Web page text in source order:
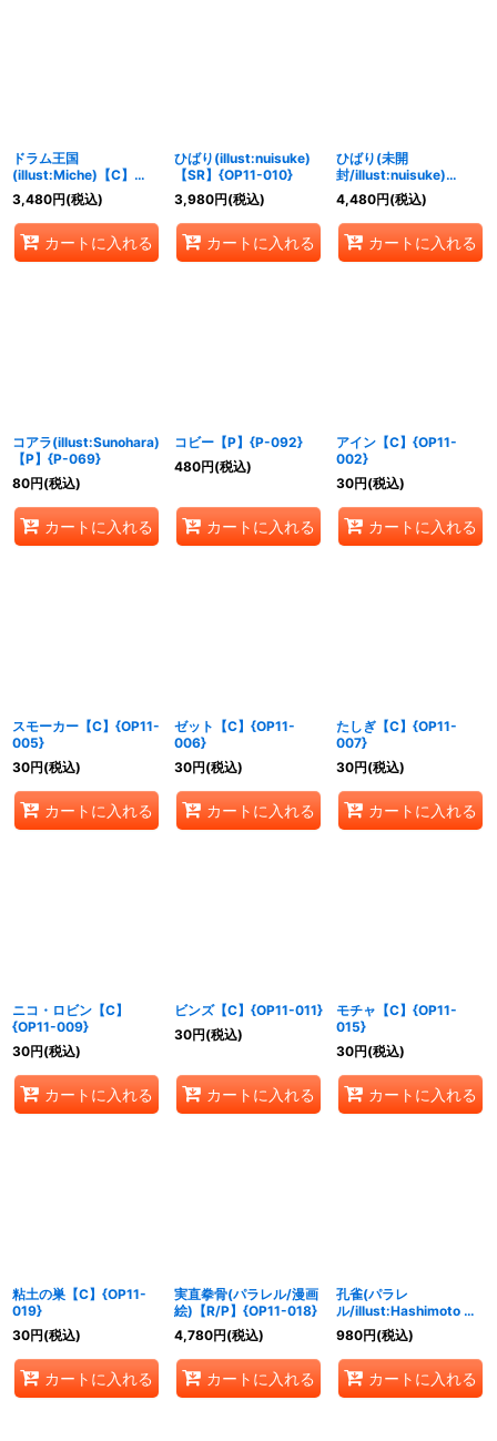
ドラム王国
(illust:Miche)【C】
{OP08-020}
3,480円(税込)
カートに入れる
ひばり(illust:nuisuke)
【SR】{OP11-010}
3,980円(税込)
カートに入れる
ひばり(未開
封/illust:nuisuke)
【SR】{OP11-010}
4,480円(税込)
カートに入れる
コアラ(illust:Sunohara)
【P】{P-069}
80円(税込)
カートに入れる
コビー【P】{P-092}
480円(税込)
カートに入れる
アイン【C】{OP11-
002}
30円(税込)
カートに入れる
スモーカー【C】{OP11-
005}
30円(税込)
カートに入れる
ゼット【C】{OP11-
006}
30円(税込)
カートに入れる
たしぎ【C】{OP11-
007}
30円(税込)
カートに入れる
ニコ・ロビン【C】
{OP11-009}
30円(税込)
カートに入れる
ビンズ【C】{OP11-011}
30円(税込)
カートに入れる
モチャ【C】{OP11-
015}
30円(税込)
カートに入れる
粘土の巣【C】{OP11-
019}
30円(税込)
カートに入れる
実直拳骨(パラレル/漫画
絵)【R/P】{OP11-018}
4,780円(税込)
カートに入れる
孔雀(パラレ
ル/illust:Hashimoto Q)
【SR/P】{OP11-004}
980円(税込)
カートに入れる